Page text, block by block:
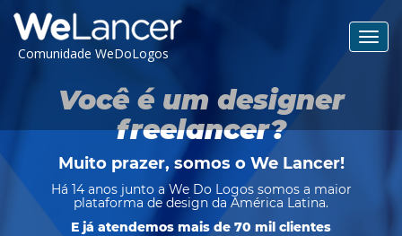
Comunidade WeDoLogos
Você é um designer
freelancer?
Muito prazer, somos o We Lancer!
Há 14 anos junto a We Do Logos somos a maior
plataforma de design da América Latina.
E já atendemos mais de 70 mil clientes